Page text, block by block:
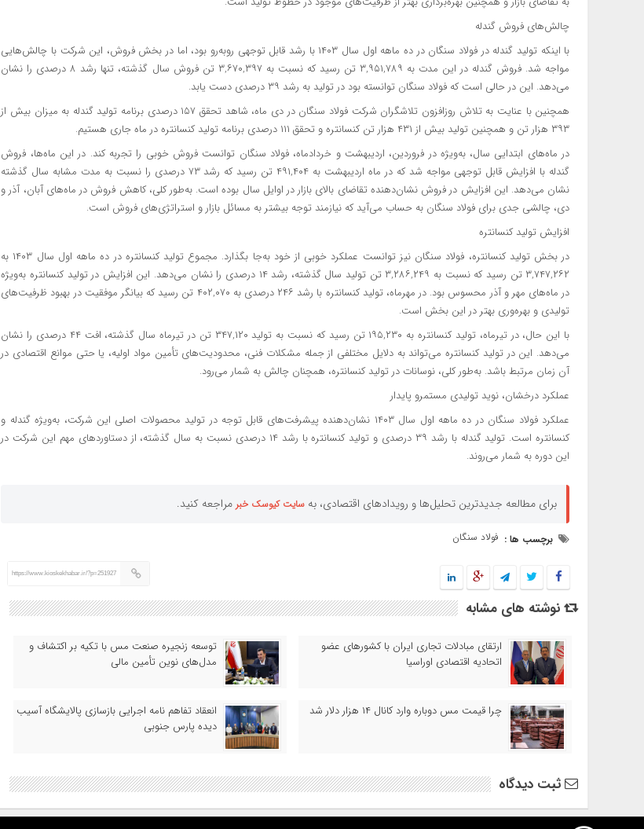
چالش‌های فروش گندله
با اینکه تولید گندله در فولاد سنگان در ده ماهه اول سال ۱۴۰۳ با رشد قابل توجهی روبه‌رو بود، اما در بخش فروش، این شرکت با چالش‌هایی
مواجه شد. فروش گندله در این مدت به ۳,۹۵۱,۷۸۹ تن رسید که نسبت به ۳,۶۷۰,۳۹۷ تن فروش سال گذشته، تنها رشد ۸ درصدی را نشان
می‌دهد. این در حالی است که فولاد سنگان توانسته بود در تولید به رشد ۳۹ درصدی دست یابد.
همچنین با عنایت به تلاش روزافزون تلاشگران شرکت فولاد سنگان در دی ماه، شاهد تحقق ۱۵۷ درصدی برنامه تولید گندله به میزان بیش از
۳۹۳ هزار تن و همچنین تولید بیش از ۴۳۱ هزار تن کنسانتره و تحقق ۱۱۱ درصدی برنامه تولید کنسانتره در ماه جاری هستیم.
در ماه‌های ابتدایی سال، به‌ویژه در فروردین، اردیبهشت و خردادماه، فولاد سنگان توانست فروش خوبی را تجربه کند. در این ماه‌ها، فروش
گندله با افزایش قابل توجهی مواجه شد که در ماه اردیبهشت به ۴۹۱,۴۰۴ تن رسید که رشد ۷۳ درصدی را نسبت به مدت مشابه سال گذشته
نشان می‌دهد. این افزایش در فروش نشان‌دهنده تقاضای بالای بازار در اوایل سال بوده است. به‌طور کلی، کاهش فروش در ماه‌های آبان، آذر و
دی، چالشی جدی برای فولاد سنگان به حساب می‌آید که نیازمند توجه بیشتر به مسائل بازار و استراتژی‌های فروش است.
افزایش تولید کنسانتره
در بخش تولید کنسانتره، فولاد سنگان نیز توانست عملکرد خوبی از خود به‌جا بگذارد. مجموع تولید کنسانتره در ده ماهه اول سال ۱۴۰۳ به
۳,۷۴۷,۲۶۲ تن رسید که نسبت به ۳,۲۸۶,۲۴۹ تن تولید سال گذشته، رشد ۱۴ درصدی را نشان می‌دهد. این افزایش در تولید کنسانتره به‌ویژه
در ماه‌های مهر و آذر محسوس بود. در مهرماه، تولید کنسانتره با رشد ۲۴۶ درصدی به ۴۰۲,۰۷۰ تن رسید که بیانگر موفقیت در بهبود ظرفیت‌های
تولیدی و بهره‌وری بهتر در این بخش است.
با این حال، در تیرماه، تولید کنسانتره به ۱۹۵,۲۳۰ تن رسید که نسبت به تولید ۳۴۷,۱۲۰ تن در تیرماه سال گذشته، افت ۴۴ درصدی را نشان
می‌دهد. این در تولید کنسانتره می‌تواند به دلایل مختلفی از جمله مشکلات فنی، محدودیت‌های تأمین مواد اولیه، یا حتی موانع اقتصادی در
آن زمان مرتبط باشد. به‌طور کلی، نوسانات در تولید کنسانتره، همچنان چالش به شمار می‌رود.
عملکرد درخشان، نوید تولیدی مستمرو پایدار
عملکرد فولاد سنگان در ده ماهه اول سال ۱۴۰۳ نشان‌دهنده پیشرفت‌های قابل توجه در تولید محصولات اصلی این شرکت، به‌ویژه گندله و
کنسانتره است. تولید گندله با رشد ۳۹ درصدی و تولید کنسانتره با رشد ۱۴ درصدی نسبت به سال گذشته، از دستاوردهای مهم این شرکت در
این دوره به شمار می‌روند.
برای مطالعه جدیدترین تحلیل‌ها و رویدادهای اقتصادی، به سایت کیوسک خبر مراجعه کنید.
برچسب ها : فولاد سنگان
https://www.kioskekhabar.ir/?p=251927
نوشته های مشابه
ارتقای مبادلات تجاری ایران با کشورهای عضو
اتحادیه اقتصادی اوراسیا
توسعه زنجیره صنعت مس با تکیه بر اکتشاف و
مدل‌های نوین تأمین مالی
چرا قیمت مس دوباره وارد کانال ۱۴ هزار دلار شد
انعقاد تفاهم نامه اجرایی بازسازی پالایشگاه آسیب
دیده پارس جنوبی
ثبت دیدگاه